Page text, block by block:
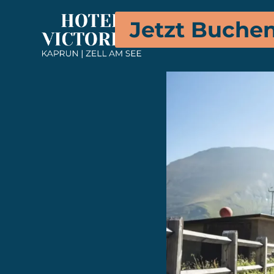
Jetzt